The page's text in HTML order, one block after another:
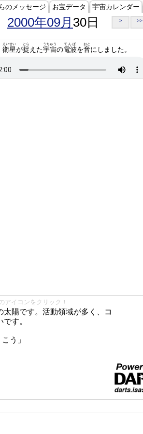
のメッセージ お宝データ 宇宙カレンダー
2000年09月 30日 > >>
衛星
えいせい
が捉
とら
えた宇宙
うちゅう
の電波
でんぱ
を音
おと
にしました。
アイコンをクリック！
太陽です。活動領域が多く、コ
す。
こう」